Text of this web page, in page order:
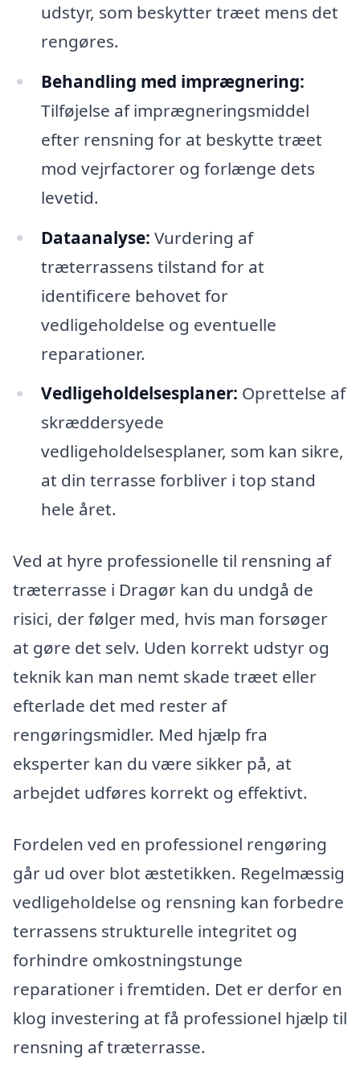
udstyr, som beskytter træet mens det
rengøres.
Behandling med imprægnering:
Tilføjelse af imprægneringsmiddel
efter rensning for at beskytte træet
mod vejrfactorer og forlænge dets
levetid.
Dataanalyse: Vurdering af
træterrassens tilstand for at
identificere behovet for
vedligeholdelse og eventuelle
reparationer.
Vedligeholdelsesplaner: Oprettelse af
skræddersyede
vedligeholdelsesplaner, som kan sikre,
at din terrasse forbliver i top stand
hele året.
Ved at hyre professionelle til rensning af
træterrasse i Dragør kan du undgå de
risici, der følger med, hvis man forsøger
at gøre det selv. Uden korrekt udstyr og
teknik kan man nemt skade træet eller
efterlade det med rester af
rengøringsmidler. Med hjælp fra
eksperter kan du være sikker på, at
arbejdet udføres korrekt og effektivt.
Fordelen ved en professionel rengøring
går ud over blot æstetikken. Regelmæssig
vedligeholdelse og rensning kan forbedre
terrassens strukturelle integritet og
forhindre omkostningstunge
reparationer i fremtiden. Det er derfor en
klog investering at få professionel hjælp til
rensning af træterrasse.